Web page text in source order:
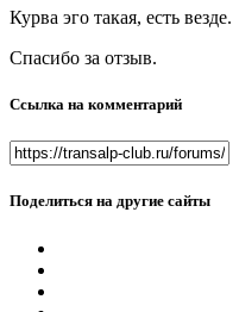
Курва эго такая, есть везде.
Спасибо за отзыв.
Ссылка на комментарий
Поделиться на другие сайты